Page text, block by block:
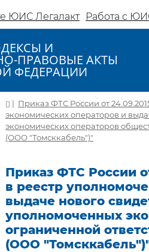
ЮИС Легалакт Работа с
И
ПРАВОВЫЕ АКТЫ
ФЕДЕРАЦИИ
| Приказ ФТС России от
экономических операторов и
экономических операторов
(ООО "Томсккабель")"
Приказ ФТС России
в реестр
выдаче нового
уполномоченных
ограниченной
(ООО